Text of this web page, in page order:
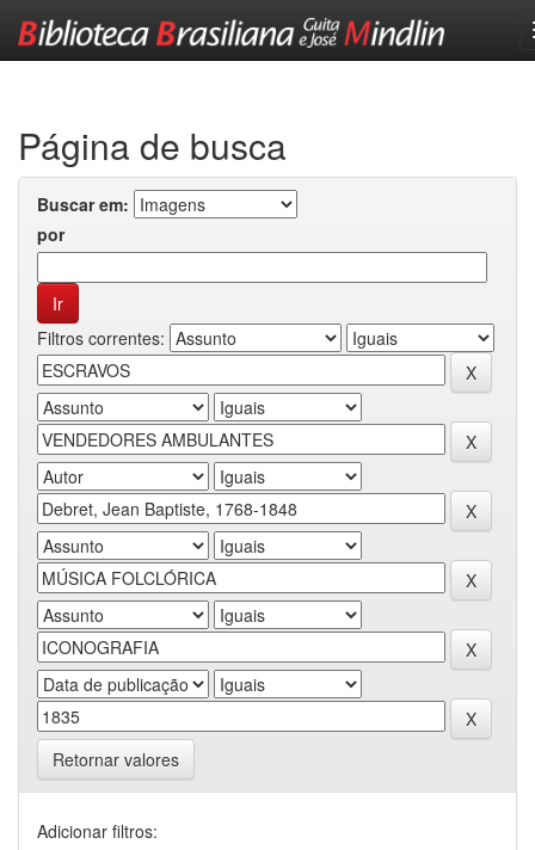
Página de busca
Buscar em:
por
Filtros correntes:
Retornar valores
Adicionar filtros: